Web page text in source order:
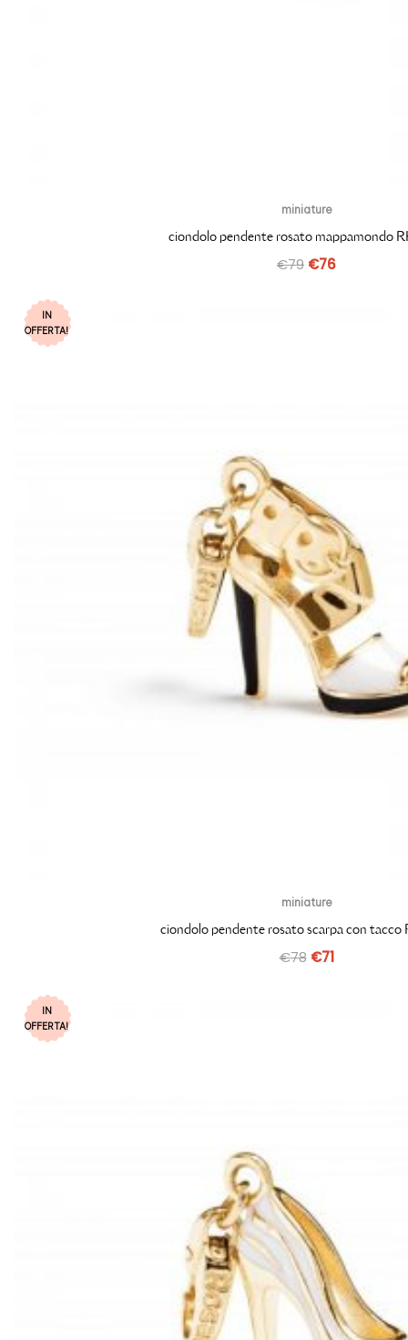
miniature
ciondolo pendente rosato mappamondo
€79 €76
IN
OFFERTA!
miniature
ciondolo pendente rosato scarpa con tacco
€78 €71
IN
OFFERTA!